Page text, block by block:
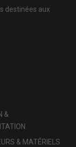
destinées aux
&
& MATÉRIELS